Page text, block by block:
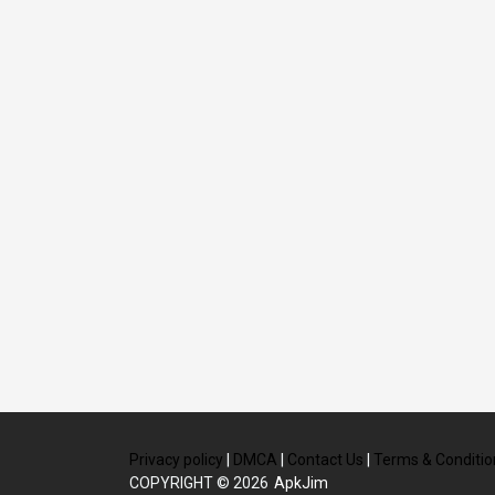
Privacy policy DMCA Contact Us Terms &
COPYRIGHT © 2026 ApkJim